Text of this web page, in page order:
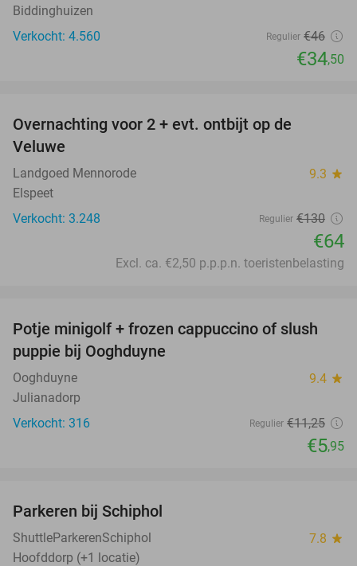
Biddinghuizen
Verkocht: 4.560
Regulier €46
€34,50
Overnachting voor 2 + evt. ontbijt op de
Veluwe
Landgoed Mennorode 9.3 star
Elspeet
Verkocht: 3.248
Regulier €130
€64
Excl. ca. €2,50 p.p.p.n. toeristenbelasting
47%
Potje minigolf + frozen cappuccino of slush
puppie bij Ooghduyne
Ooghduyne 9.4 star
Julianadorp
Verkocht: 316
Regulier €11,25
€5,95
Parkeren bij Schiphol
ShuttleParkerenSchiphol 7.8 star
Hoofddorp (+1 locatie)